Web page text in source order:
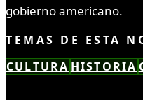
gobierno americano.
TEMAS DE ESTA
CULTURA HISTORIA